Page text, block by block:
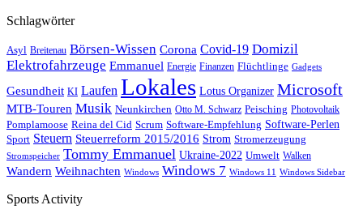
Schlagwörter
Asyl Breitenau Börsen-Wissen Corona Covid-19 Domizil
Elektrofahrzeuge Emmanuel Energie Finanzen Flüchtlinge Gadgets
Gesundheit KI Laufen Lokales Lotus Organizer Microsoft
MTB-Touren Musik Neunkirchen Otto M. Schwarz Peisching Photovoltaik
Pomplamoose Reina del Cid Scrum Software-Empfehlung Software-Perlen
Sport Steuern Steuerreform 2015/2016 Strom Stromerzeugung
Stromspeicher Tommy Emmanuel Ukraine-2022 Umwelt Walken
Wandern Weihnachten Windows Windows 7 Windows 11 Windows Sidebar
Sports Activity